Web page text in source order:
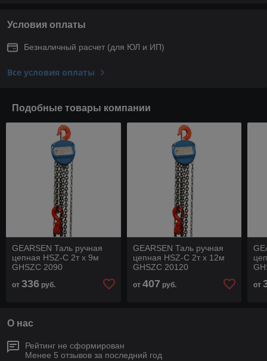
Условия оплаты
Безналичный расчет (для ЮЛ и ИП)
Все условия оплаты
Подобные товары компании
GEARSEN Таль ручная
цепная HSZ-C 2т х 9м
GHSZC 2090
от 336 руб.
GEARSEN Таль ручная
цепная HSZ-C 2т х 12м
GHSZC 20120
от 407 руб. от
О нас
Рейтинг не сформирован
Менее 5 отзывов за последний год